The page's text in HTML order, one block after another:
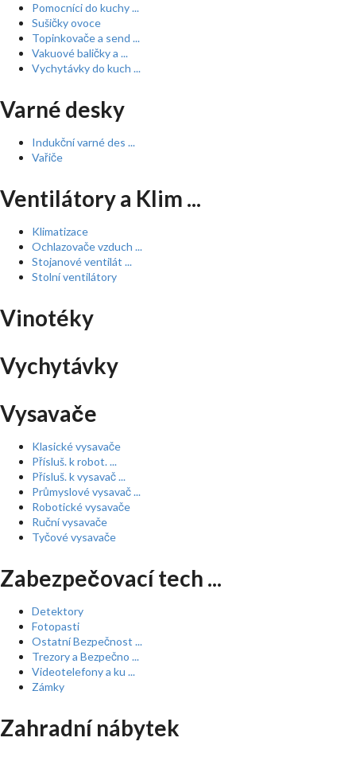
Pomocníci do kuchy ...
Sušičky ovoce
Topinkovače a send ...
Vakuové baličky a ...
Vychytávky do kuch ...
Varné desky
Indukční varné des ...
Vařiče
Ventilátory a Klim ...
Klimatizace
Ochlazovače vzduch ...
Stojanové ventilát ...
Stolní ventilátory
Vinotéky
Vychytávky
Vysavače
Klasické vysavače
Přísluš. k robot. ...
Přísluš. k vysavač ...
Průmyslové vysavač ...
Robotické vysavače
Ruční vysavače
Tyčové vysavače
Zabezpečovací tech ...
Detektory
Fotopasti
Ostatní Bezpečnost ...
Trezory a Bezpečno ...
Videotelefony a ku ...
Zámky
Zahradní nábytek